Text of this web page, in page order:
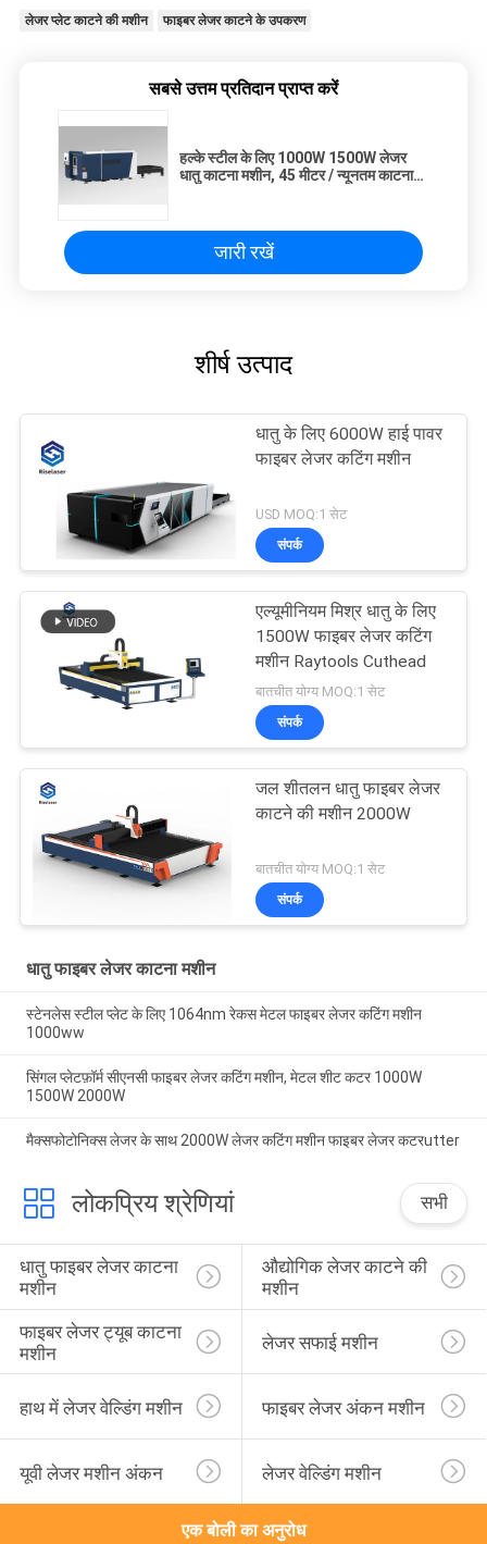
लेजर प्लेट काटने की मशीन फाइबर लेजर काटने के उपकरण
सबसे उत्तम प्रतिदान प्राप्त करें
हल्के स्टील के लिए 1000W 1500W लेजर
धातु काटना मशीन, 45 मीटर / न्यूनतम काटना
जारी रखें
शीर्ष उत्पाद
धातु के लिए 6000W हाई पावर
फाइबर लेजर कटिंग मशीन
USD MOQ:1 सेट
संपर्क
एल्यूमीनियम मिश्र धातु के लिए
1500W फाइबर लेजर कटिंग
मशीन Raytools Cuthead
बातचीत योग्य MOQ:1 सेट
संपर्क
जल शीतलन धातु फाइबर लेजर
काटने की मशीन 2000W
बातचीत योग्य MOQ:1 सेट
संपर्क
धातु फाइबर लेजर काटना मशीन
स्टेनलेस स्टील प्लेट के लिए 1064nm रेकस मेटल फाइबर लेजर कटिंग मशीन
1000ww
सिंगल प्लेटफ़ॉर्म सीएनसी फाइबर लेजर कटिंग मशीन, मेटल शीट कटर 1000W
1500W 2000W
मैक्सफोटोनिक्स लेजर के साथ 2000W लेजर कटिंग मशीन फाइबर लेजर कटरutter
लोकप्रिय श्रेणियां सभी
धातु फाइबर लेजर काटना
मशीन
औद्योगिक लेजर काटने की
मशीन
फाइबर लेजर ट्यूब काटना
मशीन
लेजर सफाई मशीन
हाथ में लेजर वेल्डिंग मशीन फाइबर लेजर अंकन मशीन
यूवी लेजर मशीन अंकन लेजर वेल्डिंग मशीन
एक बोली का अनुरोध